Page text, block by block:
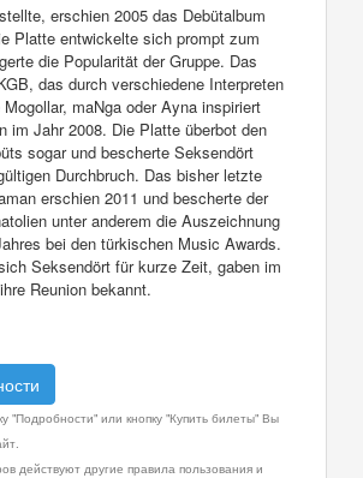
erschien 2005 das Debütalbum
Platte entwickelte sich prompt zum
die Popularität der Gruppe. Das
das durch verschiedene Interpreten
maNga oder Ayna inspiriert
im Jahr 2008. Die Platte überbot den
sogar und bescherte Seksendört
Durchbruch. Das bisher letzte
erschien 2011 und bescherte der
unter anderem die Auszeichnung
bei den türkischen Music Awards.
Seksendört für kurze Zeit, gaben im
Reunion bekannt.
"Подробности" или кнопку "Купить билеты" Вы
действуют другие правила пользования и